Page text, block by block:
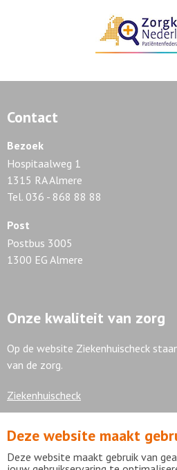
Contact
Bezoek
Hospitaalweg 1
1315 RA Almere
Tel. 036 - 868 88 88
Post
Postbus 3005
1300 EG Almere
Onze kwaliteit van zorg
Op de website Ziekenhuischeck
van de zorg.
Ziekenhuischeck
7,9
Deze website maakt
Deze website maakt gebruik van